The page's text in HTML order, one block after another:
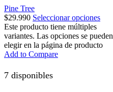
Pine Tree
$29.990 Seleccionar opciones
Este producto tiene múltiples
variantes. Las opciones se pueden
elegir en la página de producto
Add to Compare
7 disponibles